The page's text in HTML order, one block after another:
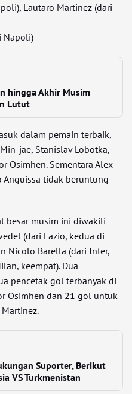
Lautaro Martinez (dari
Napoli)
hingga Akhir Musim
Lutut
dalam pemain terbaik,
jae, Stanislav Lobotka,
Osimhen. Sementara Alex
Anguissa tidak beruntung
besar musim ini diwakili
(dari Lazio, kedua di
Nicolo Barella (dari Inter,
keempat). Dua
pencetak gol terbanyak di
Osimhen dan 21 gol untuk
Suporter, Berikut
VS Turkmenistan